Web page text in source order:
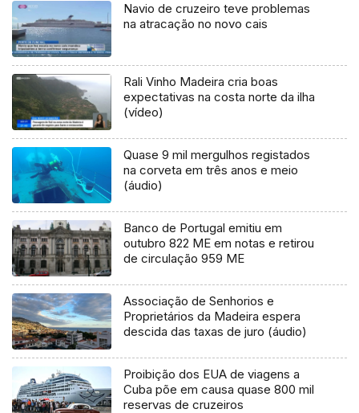
Navio de cruzeiro teve problemas
na atracação no novo cais
Rali Vinho Madeira cria boas
expectativas na costa norte da ilha
(vídeo)
Quase 9 mil mergulhos registados
na corveta em três anos e meio
(áudio)
Banco de Portugal emitiu em
outubro 822 ME em notas e retirou
de circulação 959 ME
Associação de Senhorios e
Proprietários da Madeira espera
descida das taxas de juro (áudio)
Proibição dos EUA de viagens a
Cuba põe em causa quase 800 mil
reservas de cruzeiros